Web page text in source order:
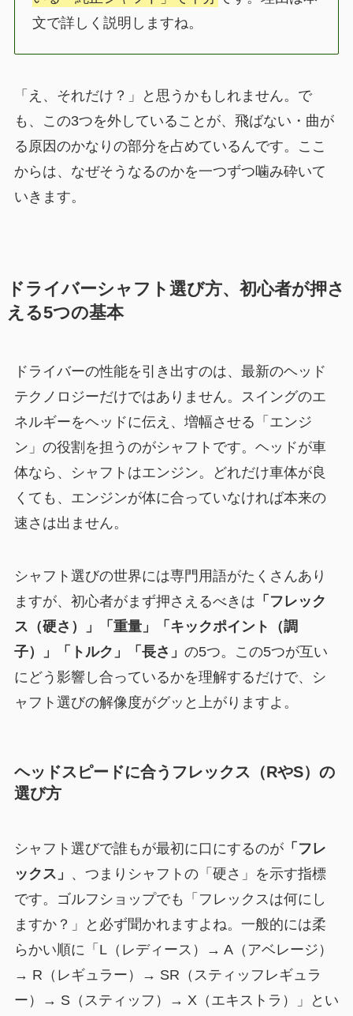
文で詳しく説明しますね。
「え、それだけ？」と思うかもしれません。で
も、この3つを外していることが、飛ばない・曲が
る原因のかなりの部分を占めているんです。ここ
からは、なぜそうなるのかを一つずつ噛み砕いて
いきます。
ドライバーシャフト選び方、初心者が押さ
える5つの基本
ドライバーの性能を引き出すのは、最新のヘッド
テクノロジーだけではありません。スイングのエ
ネルギーをヘッドに伝え、増幅させる「エンジ
ン」の役割を担うのがシャフトです。ヘッドが車
体なら、シャフトはエンジン。どれだけ車体が良
くても、エンジンが体に合っていなければ本来の
速さは出ません。
シャフト選びの世界には専門用語がたくさんあり
ますが、初心者がまず押さえるべきは 「フレック
ス（硬さ）」「重量」「キックポイント（調
子）」「トルク」「長さ」 の5つ。この5つが互い
にどう影響し合っているかを理解するだけで、シ
ャフト選びの解像度がグッと上がりますよ。
ヘッドスピードに合うフレックス（RやS）の
選び方
シャフト選びで誰もが最初に口にするのが「フレ
ックス」 、つまりシャフトの「硬さ」を示す指標
です。ゴルフショップでも「フレックスは何にし
ますか？」と必ず聞かれますよね。一般的には柔
らかい順に「L（レディース）→ A（アベレージ）
→ R（レギュラー）→ SR（スティッフレギュラ
ー）→ S（スティッフ）→ X（エキストラ）」とい